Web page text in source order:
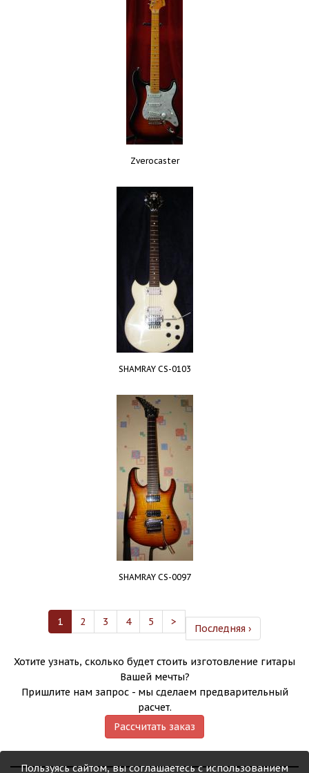
Zverocaster
SHAMRAY CS-0103
SHAMRAY CS-0097
1 2 3 4 5 >
Последняя ›
Хотите узнать, сколько будет стоить изготовление гитары
Вашей мечты?
Пришлите нам запрос - мы сделаем предварительный
расчет.
Рассчитать заказ
Пользуясь сайтом, вы соглашаетесь с использованием